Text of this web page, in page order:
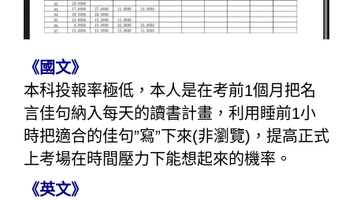
《國文》
本科投報率極低，本人是在考前1個月把名
言佳句納入每天的讀書計畫，利用睡前1小
時把適合的佳句”寫”下來(非瀏覽)，提高正式
上考場在時間壓力下能想起來的機率。
《英文》